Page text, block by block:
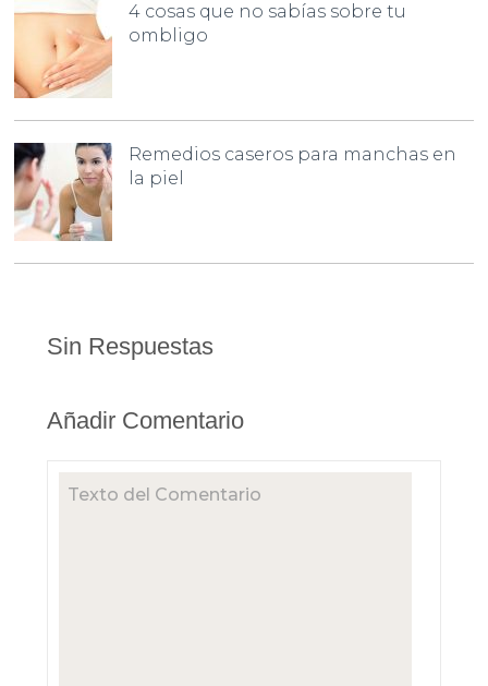
4 cosas que no sabías sobre tu
ombligo
Remedios caseros para manchas en
la piel
Sin Respuestas
Añadir Comentario